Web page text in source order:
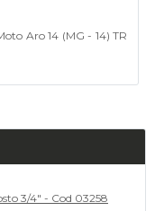
Aro 14 (MG - 14) TR
3/4" - Cod 03258